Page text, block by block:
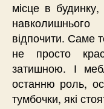
місце в
відпочити. Саме
не просто
затишною. І
останню роль,
тумбочки, які